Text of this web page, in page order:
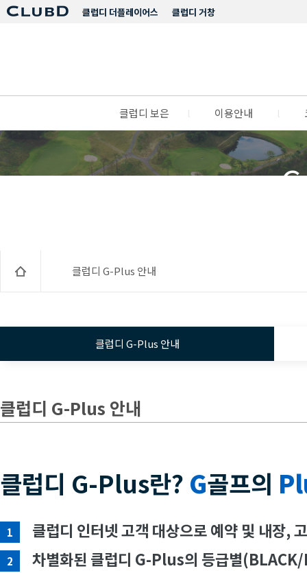
클럽디 거창
클럽디 더플레이어스
클럽디 보은 이용안내
클럽디 G-Plus 안내
클럽디 G-Plus 안내
클럽디 G-Plus 안내
클럽디 G-Plus란? G골프의
1 클럽디 인터넷 고객 대상으로 예약 및 내장,
2 차별화된 클럽디 G-Plus의 등급별